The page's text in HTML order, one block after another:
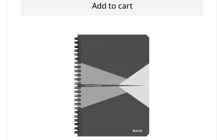
Add to cart